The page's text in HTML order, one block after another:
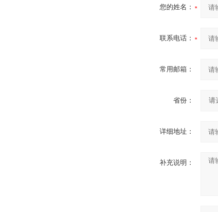
您的姓名：
联系电话：
常用邮箱：
省份：
详细地址：
补充说明：